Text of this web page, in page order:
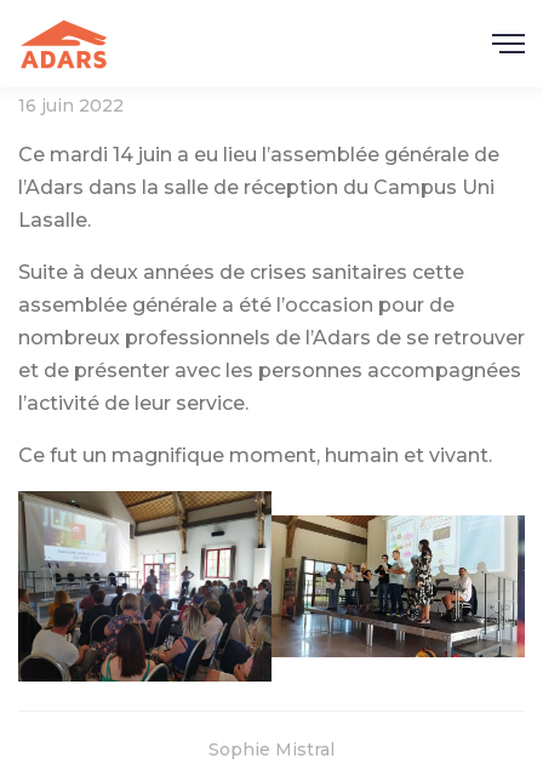
16 juin 2022
Ce mardi 14 juin a eu lieu l’assemblée générale de
l’Adars dans la salle de réception du Campus Uni
Lasalle.
Suite à deux années de crises sanitaires cette
assemblée générale a été l’occasion pour de
nombreux professionnels de l’Adars de se retrouver
et de présenter avec les personnes accompagnées
l’activité de leur service.
Ce fut un magnifique moment, humain et vivant.
Sophie Mistral